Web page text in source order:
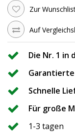
Zur
Auf
Die Nr. 1 in
Schnelle
Für große
1-3 tagen